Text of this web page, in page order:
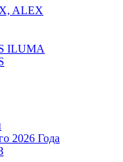
ALEX
ILUMA
2026 Года